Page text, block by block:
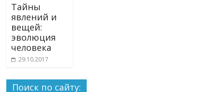
Тайны
явлений и
вещей:
эволюция
человека
29.10.2017
Поиск по сайту: